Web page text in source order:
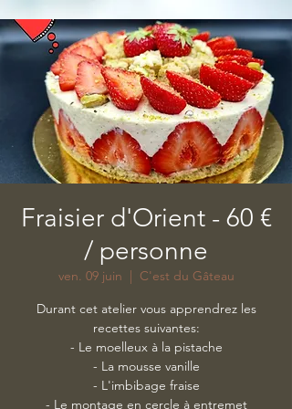
Fraisier d'Orient - 60 €
/ personne
ven. 09 juin
  |
C'est du Gâteau
Durant cet atelier vous apprendrez les
recettes suivantes:
- Le moelleux à la pistache
- La mousse vanille
- L'imbibage fraise
- Le montage en cercle à entremet